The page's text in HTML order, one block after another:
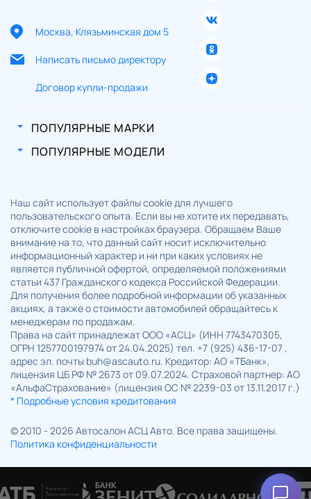
Москва, Клязьминская дом 5
Написать письмо директору
Договор купли-продажи
ПОПУЛЯРНЫЕ МАРКИ
ПОПУЛЯРНЫЕ МОДЕЛИ
Наш сайт использует файлы cookie для лучшего
пользовательского опыта. Если вы не хотите их передавать,
отключите cookie в настройках браузера. Обращаем Ваше
внимание на то, что данный сайт носит исключительно
информационный характер и ни при каких условиях не
является публичной офертой, определяемой положениями
статьи 437 Гражданского кодекса Российской Федерации.
Для получения более подробной информации об указанных
акциях, а также о стоимости автомобилей обращайтесь к
менеджерам по продажам.
Права на сайт принадлежат ООО «АСЦ» (ИНН 7743470305,
ОГРН 1257700197974 от 24.04.2025) тел. +7 (925) 436-17-07 ,
адрес эл. почты buh@ascauto.ru. Кредитор: АО «ТБанк»,
лицензия ЦБ РФ № 2673 от 09.07.2024. Страховой партнер: АО
«АльфаСтрахование» (лицензия ОС № 2239-03 от 13.11.2017 г.)
* Подробные условия кредитования
© 2010 - 2026 Автосалон АСЦ Авто. Все права защищены.
Политика конфиденциальности